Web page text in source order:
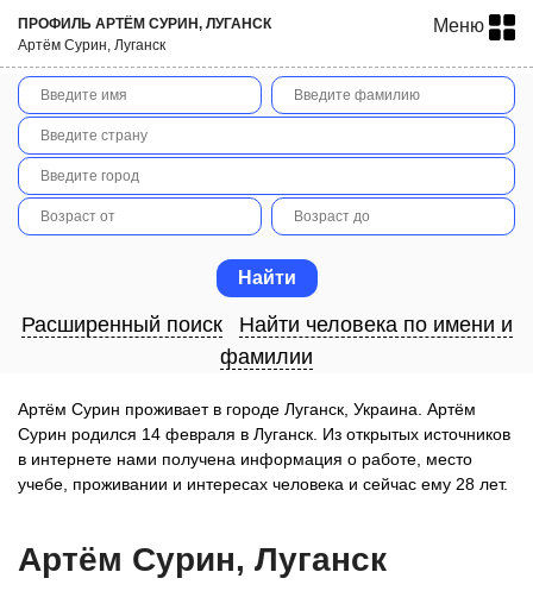
ПРОФИЛЬ АРТЁМ СУРИН, ЛУГАНСК
Артём Сурин, Луганск
Меню
Расширенный поиск
Найти человека по имени и
фамилии
Артём Сурин проживает в городе Луганск, Украина. Артём
Сурин родился 14 февраля в Луганск. Из открытых источников
в интернете нами получена информация о работе, место
учебе, проживании и интересах человека и сейчас ему 28 лет.
Артём Сурин, Луганск